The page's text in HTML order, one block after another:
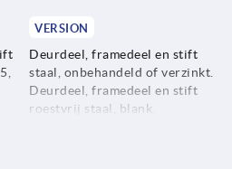
VERSION
Deurdeel, framedeel en stift
staal, onbehandeld of verzinkt.
Deurdeel, framedeel en stift
roestvrij staal, blank.